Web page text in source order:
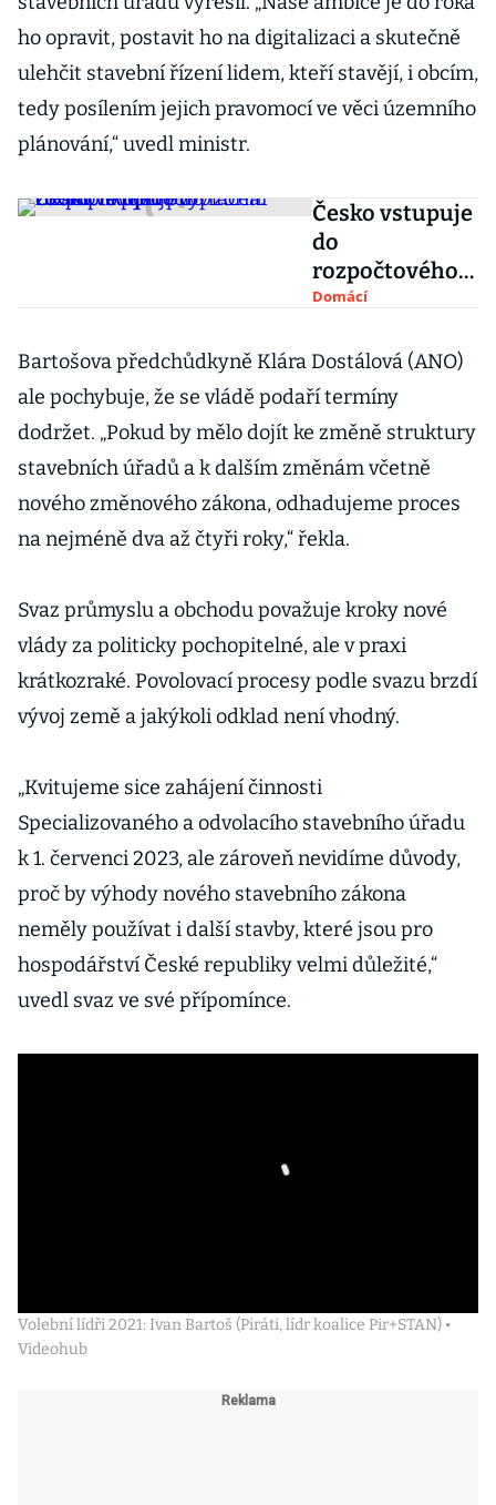
ho opravit, postavit ho na digitalizaci a skutečně
ulehčit stavební řízení lidem, kteří stavějí, i obcím,
tedy posílením jejich pravomocí ve věci územního
plánování,“ uvedl ministr.
Česko vstupuje
do
rozpočtového
provizoria.
vyplácení
covidové
pomoci
Domácí
Bartošova předchůdkyně Klára Dostálová (ANO)
ale pochybuje, že se vládě podaří termíny
dodržet. „Pokud by mělo dojít ke změně struktury
stavebních úřadů a k dalším změnám včetně
nového změnového zákona, odhadujeme proces
na nejméně dva až čtyři roky,“ řekla.
Svaz průmyslu a obchodu považuje kroky nové
vlády za politicky pochopitelné, ale v praxi
krátkozraké. Povolovací procesy podle svazu brzdí
vývoj země a jakýkoli odklad není vhodný.
„Kvitujeme sice zahájení činnosti
Specializovaného a odvolacího stavebního úřadu
k 1. červenci 2023, ale zároveň nevidíme důvody,
proč by výhody nového stavebního zákona
neměly používat i další stavby, které jsou pro
hospodářství České republiky velmi důležité,“
uvedl svaz ve své přípomínce.
Volební lídři 2021: Ivan Bartoš (Piráti, lídr koalice Pir+STAN) •
Videohub